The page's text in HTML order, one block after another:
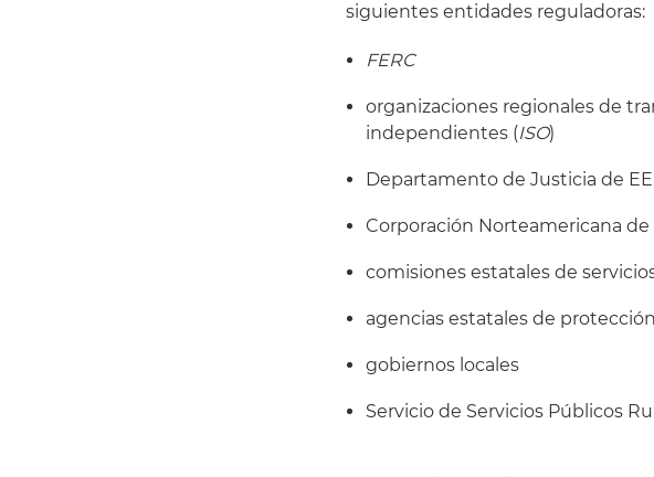
siguientes entidades reguladoras:
FERC
organizaciones regionales de
independientes (ISO)
Departamento de Justicia de
Corporación Norteamericana
comisiones estatales de
agencias estatales de
gobiernos locales
Servicio de Servicios Públicos